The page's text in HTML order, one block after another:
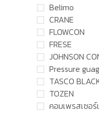
Belimo
CRANE
FLOWCON
FRESE
JOHNSON
Pressure
TASCO
TOZEN
คอมเพรสเซอร์